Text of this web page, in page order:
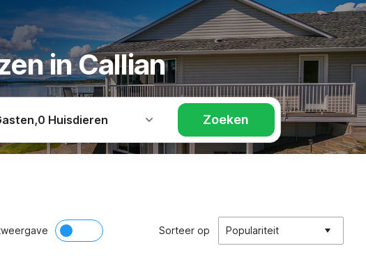
in Callian
,0 Huisdieren Zoeken
Sorteer op Populariteit